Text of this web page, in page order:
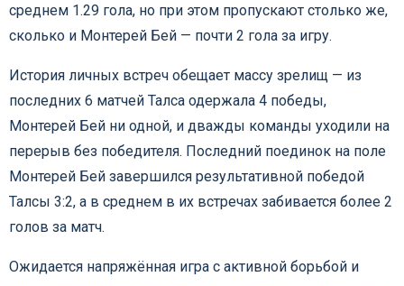
среднем 1.29 гола, но при этом пропускают столько же,
сколько и Монтерей Бей — почти 2 гола за игру.
История личных встреч обещает массу зрелищ — из
последних 6 матчей Талса одержала 4 победы,
Монтерей Бей ни одной, и дважды команды уходили на
перерыв без победителя. Последний поединок на поле
Монтерей Бей завершился результативной победой
Талсы 3:2, а в среднем в их встречах забивается более 2
голов за матч.
Ожидается напряжённая игра с активной борьбой и